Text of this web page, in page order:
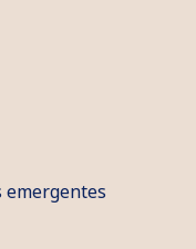
emergentes